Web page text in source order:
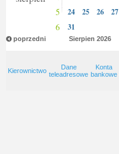
5 24 25 26 27
6 31
poprzedni Sierpien 2026
Kierownictwo
Dane
teleadresowe
Konta
bankowe